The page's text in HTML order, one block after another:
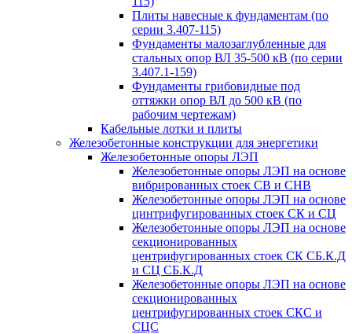
Плиты навесные к фундаментам (по
серии 3.407-115)
Фундаменты малозаглубленные для
стальных опор ВЛ 35-500 кВ (по серии
3.407.1-159)
Фундаменты грибовидные под
оттяжки опор ВЛ до 500 кВ (по
рабочим чертежам)
Кабельные лотки и плиты
Железобетонные конструкции для энергетики
Железобетонные опоры ЛЭП
Железобетонные опоры ЛЭП на основе
вибрированных стоек СВ и СНВ
Железобетонные опоры ЛЭП на основе
цинтрифугированных стоек СК и СЦ
Железобетонные опоры ЛЭП на основе
секционированных
центрифугированных стоек СК СБ.К.Д
и СЦ СБ.К.Д
Железобетонные опоры ЛЭП на основе
секционированных
центрифугированных стоек СКС и
СЦС